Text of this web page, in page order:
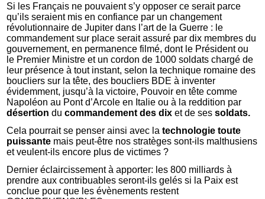
Si les Français ne pouvaient s’y opposer ce serait parce
qu’ils seraient mis en confiance par un changement
révolutionnaire de Jupiter dans l’art de la Guerre : le
commandement sur place serait assuré par dix membres du
gouvernement, en permanence filmé, dont le Président ou
le Premier Ministre et un cordon de 1000 soldats chargé de
leur présence à tout instant, selon la technique romaine des
boucliers sur la tête, des boucliers BDE à inventer
évidemment, jusqu’à la victoire, Pouvoir en tête comme
Napoléon au Pont d’Arcole en Italie ou à la reddition par
désertion ducommandement des dix et de sessoldats.
Cela pourrait se penser ainsi avec latechnologie toute
puissante mais peut-être nos stratèges sont-ils malthusiens
et veulent-ils encore plus de victimes ?
Dernier éclaircissement à apporter: les 800 milliards à
prendre aux contribuables seront-ils gelés si la Paix est
conclue pour que les évènements restent